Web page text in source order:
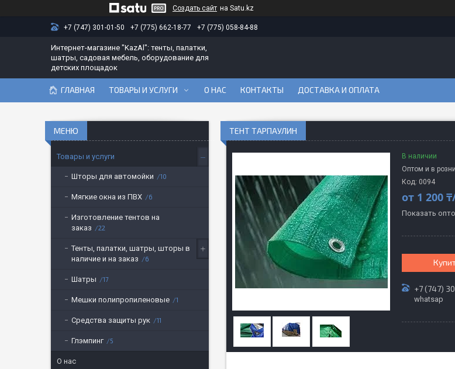
Создать сайт на Satu.kz
+7 (747) 301-01-50 +7 (775) 662-18-77 +7 (775) 058-84-88
Интернет-магазине "KazAl": тенты, палатки,
шатры, садовая мебель, оборудование для
детских площадок
ГЛАВНАЯ ТОВАРЫ И УСЛУГИ О НАС КОНТАКТЫ ДОСТАВКА И ОПЛАТА
ТЕНТ ТАРПАУЛИН
В наличии
Оптом и в
Код: 0094
от 1 200
Показать
+7 (747)
whatsap
Товары и услуги
Шторы для автомойки 10
Мягкие окна из ПВХ 6
Изготовление тентов на
заказ
22
Тенты, палатки, шатры, шторы в
наличие и на заказ
6
Шатры 17
Мешки полипропиленовые 1
Средства защиты рук 11
Глэмпинг 5
О нас